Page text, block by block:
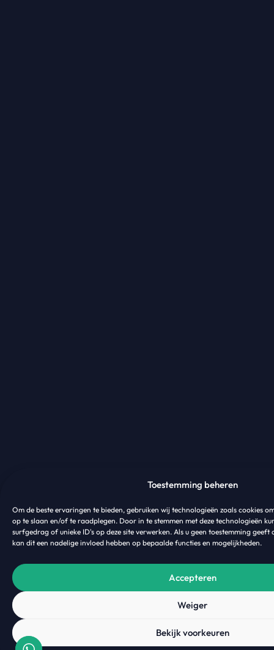
Toestemming beheren
Om de beste ervaringen te bieden, gebruiken wij technologieën zoals cookies
op te slaan en/of te raadplegen. Door in te stemmen met deze technologieën
surfgedrag of unieke ID's op deze site verwerken. Als u geen toestemming
kan dit een nadelige invloed hebben op bepaalde functies en mogelijkheden.
Accepteren
Weiger
Bekijk voorkeuren